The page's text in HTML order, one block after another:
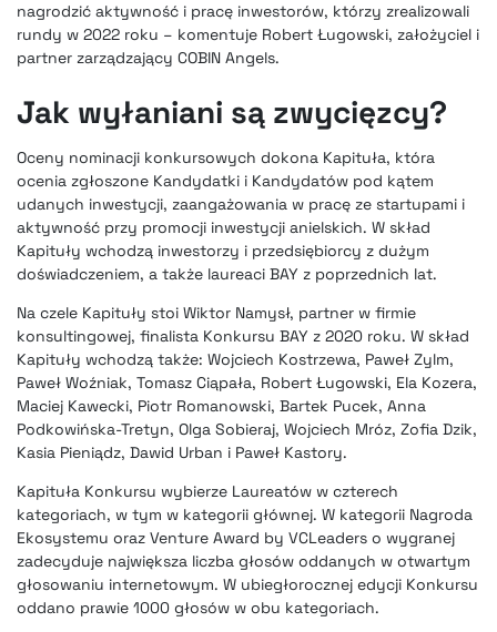
nagrodzić aktywność i pracę inwestorów, którzy zrealizowali
rundy w 2022 roku – komentuje Robert Ługowski, założyciel i
partner zarządzający COBIN Angels.
Jak wyłaniani są zwycięzcy?
Oceny nominacji konkursowych dokona Kapituła, która
ocenia zgłoszone Kandydatki i Kandydatów pod kątem
udanych inwestycji, zaangażowania w pracę ze startupami i
aktywność przy promocji inwestycji anielskich. W skład
Kapituły wchodzą inwestorzy i przedsiębiorcy z dużym
doświadczeniem, a także laureaci BAY z poprzednich lat.
Na czele Kapituły stoi Wiktor Namysł, partner w firmie
konsultingowej, finalista Konkursu BAY z 2020 roku. W skład
Kapituły wchodzą także: Wojciech Kostrzewa, Paweł Zylm,
Paweł Woźniak, Tomasz Ciąpała, Robert Ługowski, Ela Kozera,
Maciej Kawecki, Piotr Romanowski, Bartek Pucek, Anna
Podkowińska-Tretyn, Olga Sobieraj, Wojciech Mróz, Zofia Dzik,
Kasia Pieniądz, Dawid Urban i Paweł Kastory.
Kapituła Konkursu wybierze Laureatów w czterech
kategoriach, w tym w kategorii głównej. W kategorii Nagroda
Ekosystemu oraz Venture Award by VCLeaders o wygranej
zadecyduje największa liczba głosów oddanych w otwartym
głosowaniu internetowym. W ubiegłorocznej edycji Konkursu
oddano prawie 1000 głosów w obu kategoriach.